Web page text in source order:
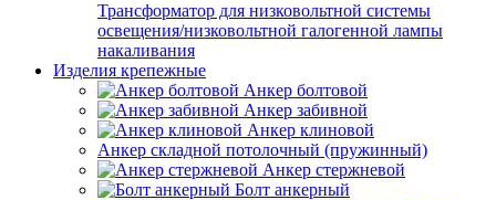
Трансформатор для низковольтной системы
освещения/низковольтной галогенной лампы
накаливания
Изделия крепежные
Анкер болтовой
Анкер забивной
Анкер клиновой
Анкер складной потолочный (пружинный)
Анкер стержневой
Болт анкерный